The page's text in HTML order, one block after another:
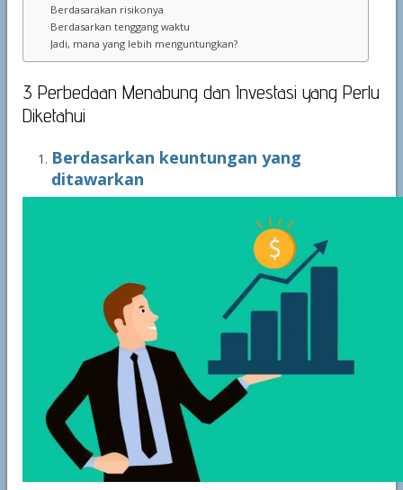
Berdasarakan risikonya
Berdasarkan tenggang waktu
Jadi, mana yang lebih menguntungkan?
3 Perbedaan Menabung dan Investasi yang Perlu
Diketahui
Berdasarkan keuntungan yang
ditawarkan